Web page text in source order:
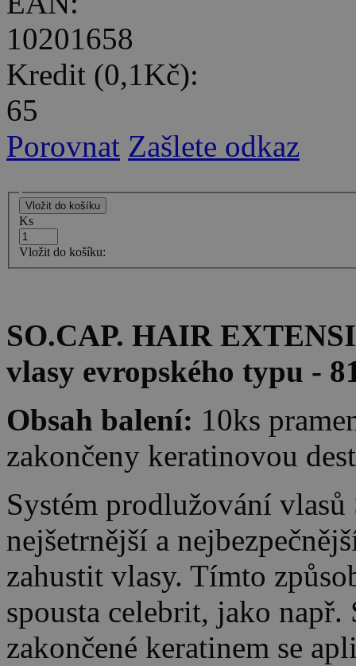
10201658
Kredit (0,1Kč):
65
Porovnat Zašlete odkaz
Ks
Vložit do košíku:
SO.CAP. HAIR
vlasy evropského typu -
Obsah balení: 10ks
zakončeny keratinovou
Systém prodlužování
nejšetrnější a
zahustit vlasy. Tímto
spousta celebrit, jako
zakončené keratinem se